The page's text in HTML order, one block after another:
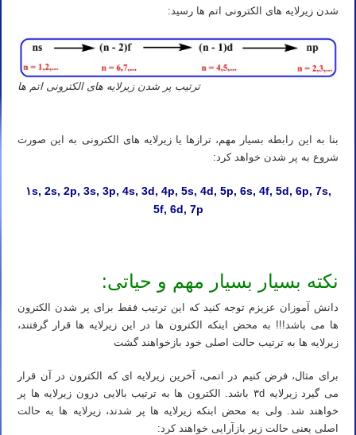
شدن زیرلایه های الکترونی اتم ها رسید:
ترتیب پر شدن زیرلایه های الکترونی اتم ها
بنا به این رابطه بسیار مهم، ترازها یا زیرلایه های الکترونی به این صورت
شروع به پر شدن خواهد کرد:
۱s, 2s, 2p, 3s, 3p, 4s, 3d, 4p, 5s, 4d, 5p, 6s, 4f, 5d, 6p, 7s,
5f, 6d, 7p
نکته بسیار بسیار مهم و حیاتی:
دانش آموزان عزیزم توجه کنید که این ترتیب فقط برای پر شدن الکترون
ها می باشد!!! به محض اینکه الکترون ها در این زیرلایه ها قرار گرفتند،
زیرلایه ها به ترتیب حالت اصلی خود بازخواهند گشت
برای مثال، فرض کنیم در اتمی، آخرین زیرلایه ای که الکترون در آن قرار
می گیرد زیرلایه ۳d باشد. الکترون ها به ترتیب بالایی درون زیرلایه ها پر
خواهند شد. ولی به محض ابنکه زیرلایه ها پر شدند، زیرلایه ها به حالت
اصلی یعنی حالت زیر بازآرایی خواهند کرد: